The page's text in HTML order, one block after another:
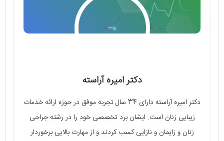
دکتر امیره آراسته
دکتر امیره آراسته دارای 34 سال تجربه موفق در حوزه ارائه خدمات
زیبایی زنان است. ایشان برد تخصصی خود را در رشته جراحی
زنان و زایمان و نازایی کسب کردند و از مهارت بالایی برخوردار